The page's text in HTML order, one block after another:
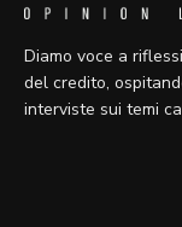
Diamo voce a
del credito,
interviste sui temi